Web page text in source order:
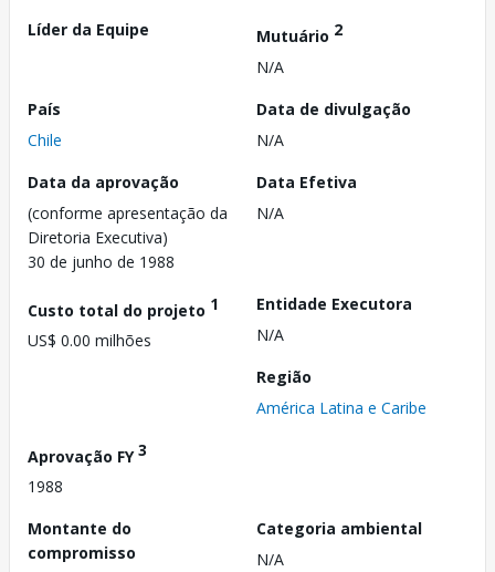
Líder da Equipe
Mutuário 2
N/A
País
Chile
Data de divulgação
N/A
Data da aprovação
(conforme apresentação da
Diretoria Executiva)
30 de junho de 1988
Data Efetiva
N/A
Custo total do projeto 1
US$ 0.00 milhões
Entidade Executora
N/A
Região
América Latina e Caribe
Aprovação FY3
1988
Montante do
compromisso
Categoria ambiental
N/A